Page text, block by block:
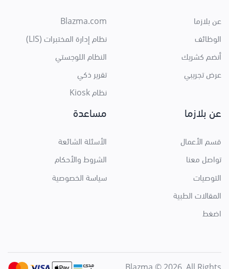
عن بلازما
الوظائف
أنضم كشريك
عرض تجريبي
Blazma.com
نظام إدارة المختبرات (LIS)
النظام اللوجستي
تقرير ذكي
نظام Kiosk
عن بلازما
قسم الأعمال
تواصل معنا
التوصيات
المقالات الطبية
اضغط
مساعدة
الأسئلة الشائعة
الشروط والأحكام
سياسة الخصوصية